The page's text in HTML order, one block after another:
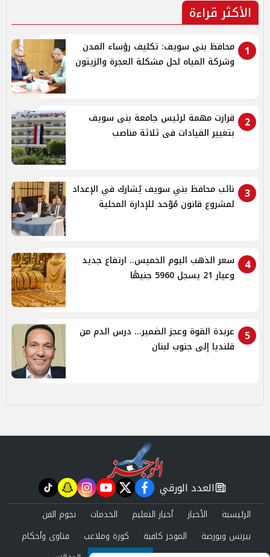
الأكثر قراءة
1
محافظ بنى سويف: تكليف رؤساء المدن
وشركة المياه لحل مشكلة العجرة والزيتون
2
قرارت مهمة لرئيس جامعة بنى سويف
بتغيير القيادات فى ثلاثة مناصب
3
نائب محافظ بني سويف يُشارك في الإعداد
لمشروع قانون مُوّحد للإدارة المحلية
4
سعر الذهب اليوم الخميس.. ارتفاع جديد
وعيار 21 يسجل 5960 جنيهًا
5
عربدة القوة وعجز الضمير... درس الدم من
قلنديا إلى جنوب لبنان
newspaper
العدد الورقي facebook
twitter
youtube
instagram
snapchat
tiktok
الرئيسية الأخبار أخبار التعليم الخدمات
نجوم الفن
بيزنس وبورصة
الموجز كافية كورة وملاعب
فتاوى وأحكام